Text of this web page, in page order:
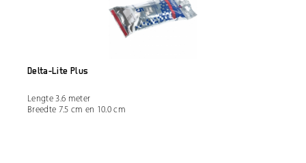
Delta-Lite Plus
Lengte 3.6 meter
Breedte 7.5 cm en 10.0 cm